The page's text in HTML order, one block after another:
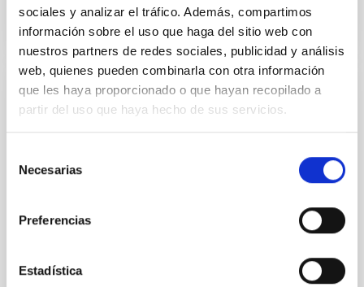
sociales y analizar el tráfico. Además, compartimos
información sobre el uso que haga del sitio web con
nuestros partners de redes sociales, publicidad y análisis
web, quienes pueden combinarla con otra información
que les haya proporcionado o que hayan recopilado a
partir del uso que haya hecho de sus servicios.
Necesarias
Preferencias
Estadística
NOTA DE PRENSA
El IAC vuelve a acercar el Universo al
El IAC colabora por segundo año consecutivo con el
asistentes descubrir el Observatorio del Teide y
Instituto de Astrofísica de Canarias (IAC) se suma
nuevamente al Phe Festival , que celebra su décimo